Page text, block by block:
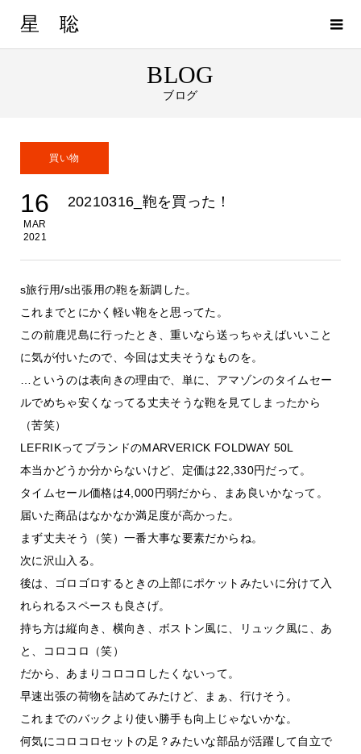
星 聡
BLOG
ブログ
買い物
16
MAR
2021
20210316_鞄を買った！
s旅行用/s出張用の鞄を新調した。
これまでとにかく軽い鞄をと思ってた。
この前鹿児島に行ったとき、重いなら送っちゃえばいいこと
に気が付いたので、今回は丈夫そうなものを。
…というのは表向きの理由で、単に、アマゾンのタイムセー
ルでめちゃ安くなってる丈夫そうな鞄を見てしまったから
（苦笑）
LEFRIKってブランドのMARVERICK FOLDWAY 50L
本当かどうか分からないけど、定価は22,330円だって。
タイムセール価格は4,000円弱だから、まあ良いかなって。
届いた商品はなかなか満足度が高かった。
まず丈夫そう（笑）一番大事な要素だからね。
次に沢山入る。
後は、ゴロゴロするときの上部にポケットみたいに分けて入
れられるスペースも良さげ。
持ち方は縦向き、横向き、ボストン風に、リュック風に、あ
と、コロコロ（笑）
だから、あまりコロコロしたくないって。
早速出張の荷物を詰めてみたけど、まぁ、行けそう。
これまでのバックより使い勝手も向上じゃないかな。
何気にコロコロセットの足？みたいな部品が活躍して自立で